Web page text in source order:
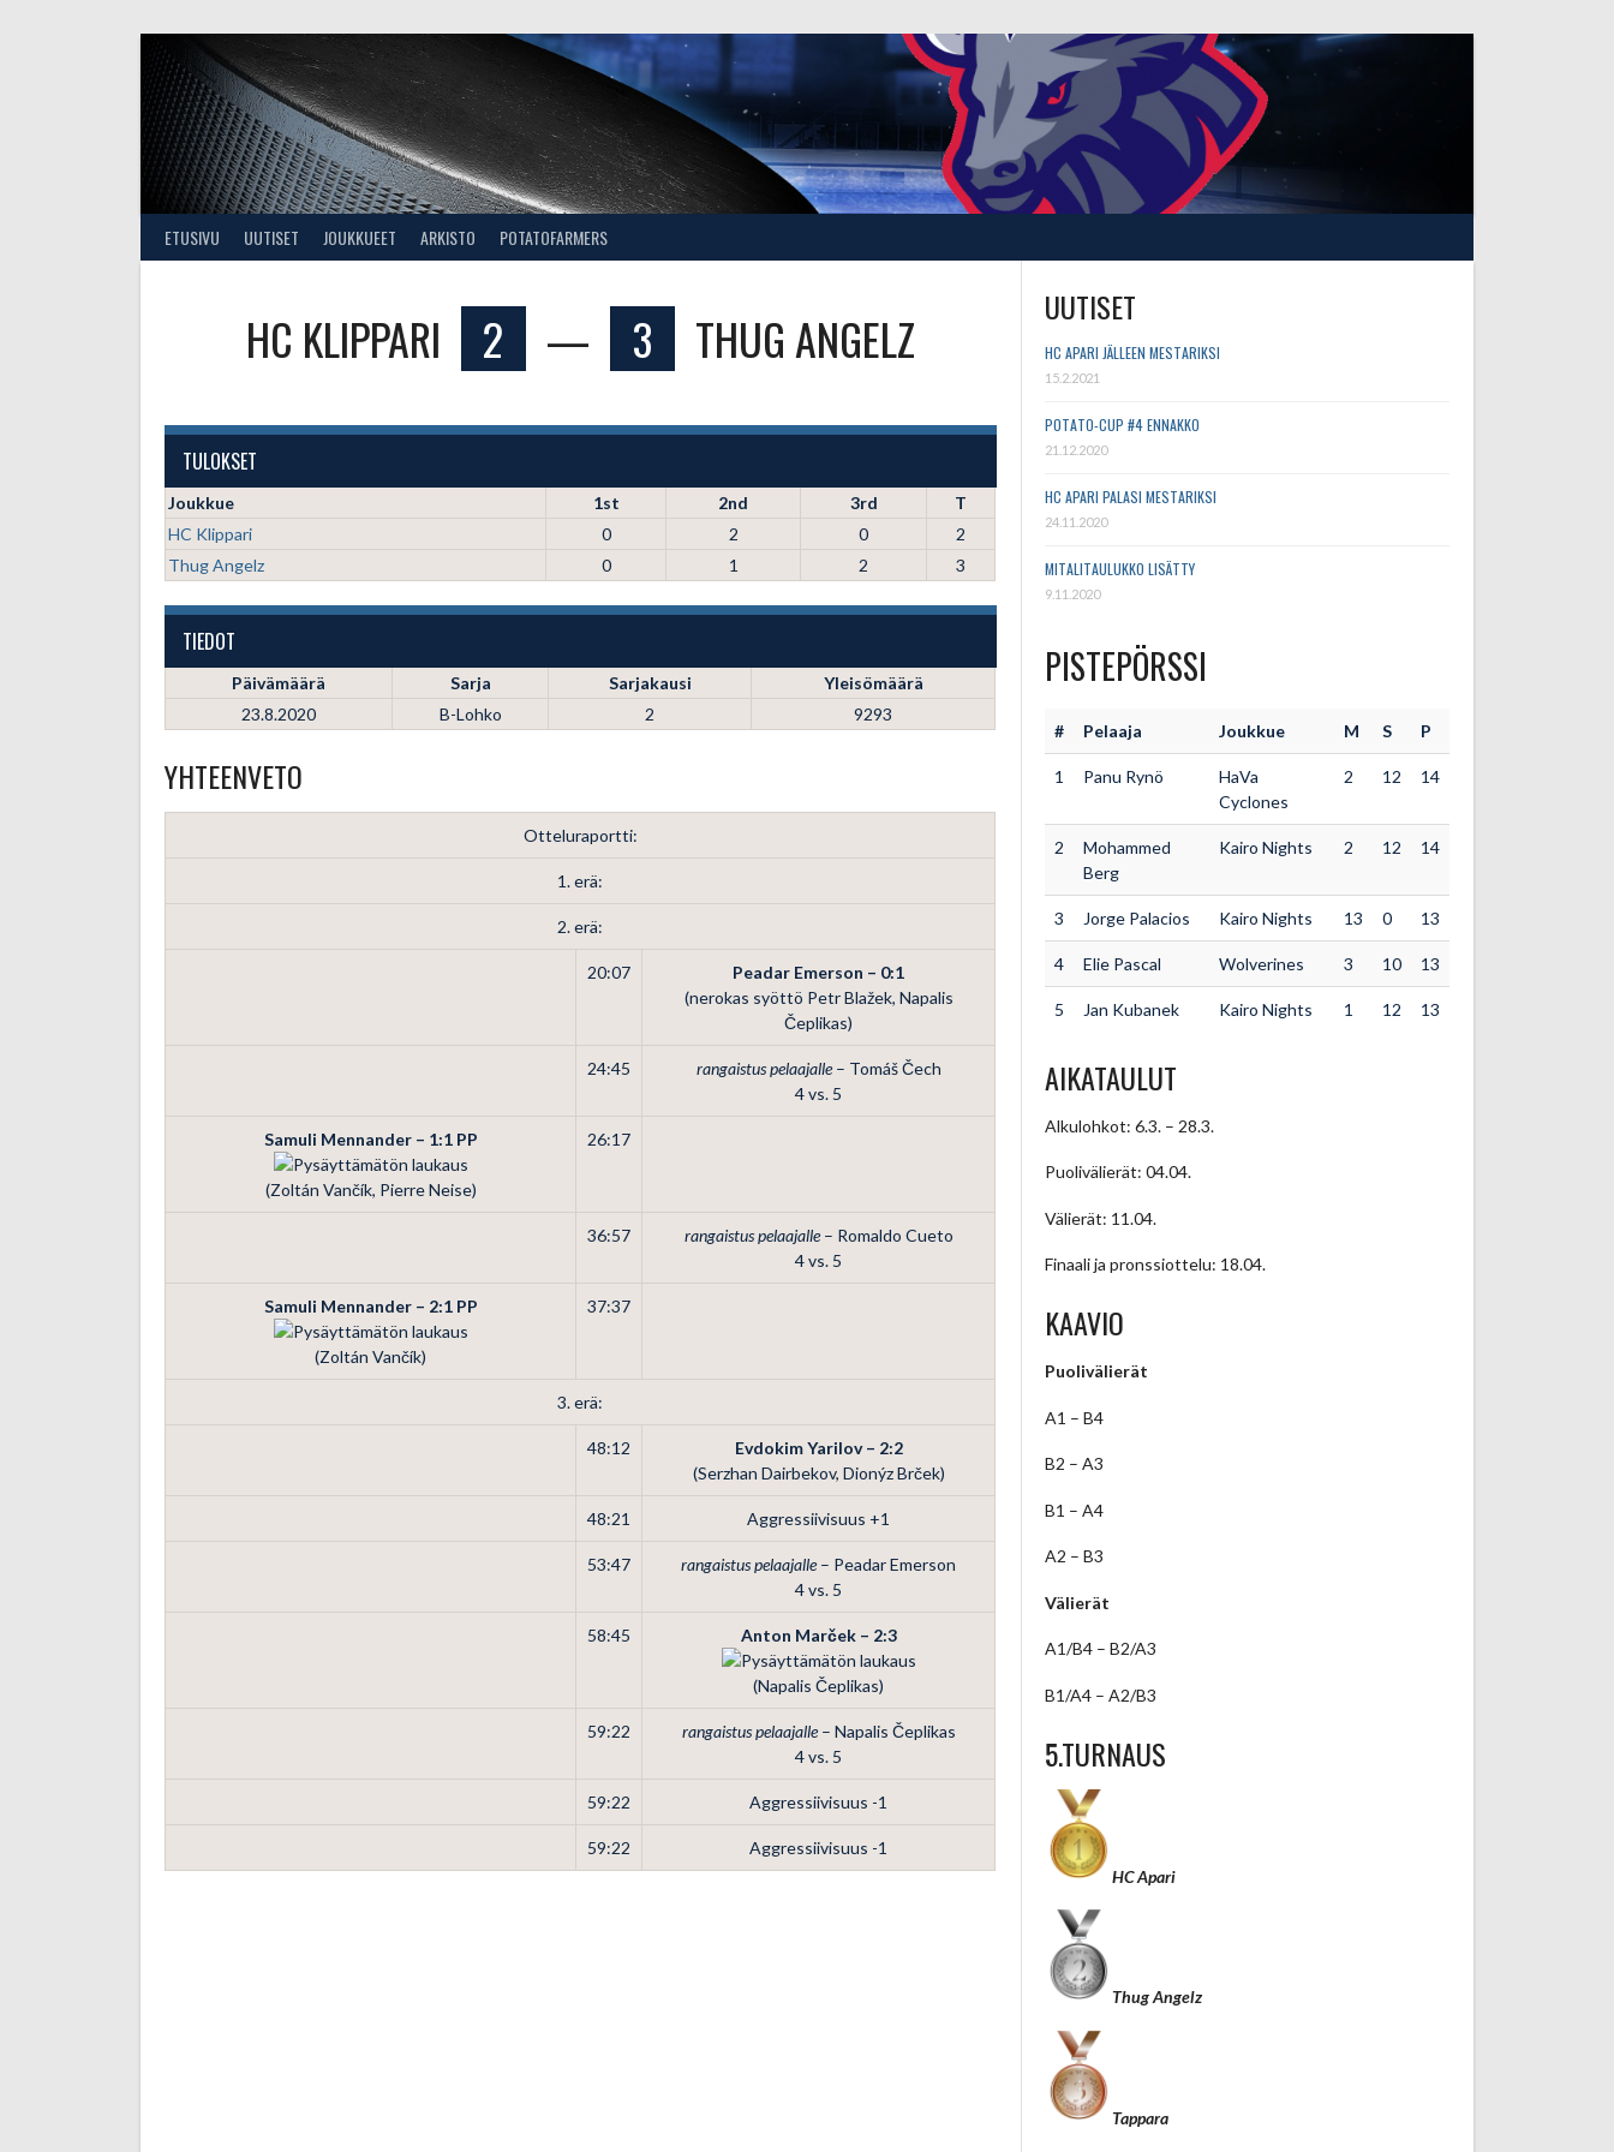
ETUSIVU UUTISET JOUKKUEET ARKISTO POTATOFARMERS
HC KLIPPARI 2 — 3 THUG ANGELZ
TULOKSET
Joukkue 1st 2nd 3rd
T
HC Klippari
0 2 0
2
Thug Angelz
0 1 2 3
TIEDOT
Päivämäärä Sarja Sarjakausi
Yleisömäärä
23.8.2020
B-Lohko 2 9293
YHTEENVETO
Otteluraportti:
1. erä:
2. erä:
20:07
Peadar Emerson – 0:1
(nerokas syöttö Petr Blažek, Napalis
Čeplikas)
24:45 rangaistus pelaajalle– Tomáš Čech
4 vs. 5
Samuli Mennander – 1:1 PP
(Zoltán Vančík, Pierre Neise)
26:17
36:57 rangaistus pelaajalle– Romaldo Cueto
4 vs. 5
Samuli Mennander – 2:1 PP
(Zoltán Vančík)
37:37
3. erä:
48:12
Evdokim Yarilov – 2:2
(Serzhan Dairbekov, Dionýz Brček)
48:21 Aggressiivisuus +1
53:47 rangaistus pelaajalle– Peadar Emerson
4 vs. 5
58:45 Anton Marček – 2:3
(Napalis Čeplikas)
59:22 rangaistus pelaajalle– Napalis Čeplikas
4 vs. 5
59:22 Aggressiivisuus -1
59:22 Aggressiivisuus -1
UUTISET
HC APARI JÄLLEEN MESTARIKSI
15.2.2021
POTATO-CUP #4 ENNAKKO
21.12.2020
HC APARI PALASI MESTARIKSI
24.11.2020
MITALITAULUKKO LISÄTTY
9.11.2020
PISTEPÖRSSI
# Pelaaja Joukkue M S P
1 Panu Rynö
HaVa
Cyclones
2 12 14
2
Mohammed
Berg
Kairo Nights 2 12 14
3 Jorge Palacios Kairo Nights 13 0 13
4 Elie Pascal Wolverines 3 10 13
5 Jan Kubanek Kairo Nights 1 12 13
AIKATAULUT
Alkulohkot: 6.3. – 28.3.
Puolivälierät: 04.04.
Välierät: 11.04.
Finaali ja pronssiottelu: 18.04.
KAAVIO
Puolivälierät
A1 – B4
B2 – A3
B1 – A4
A2 – B3
Välierät
A1/B4 – B2/A3
B1/A4 – A2/B3
5.TURNAUS
HC Apari
Thug Angelz
Tappara